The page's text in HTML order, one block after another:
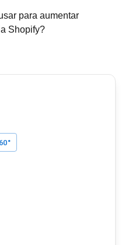
para aumentar
Shopify?